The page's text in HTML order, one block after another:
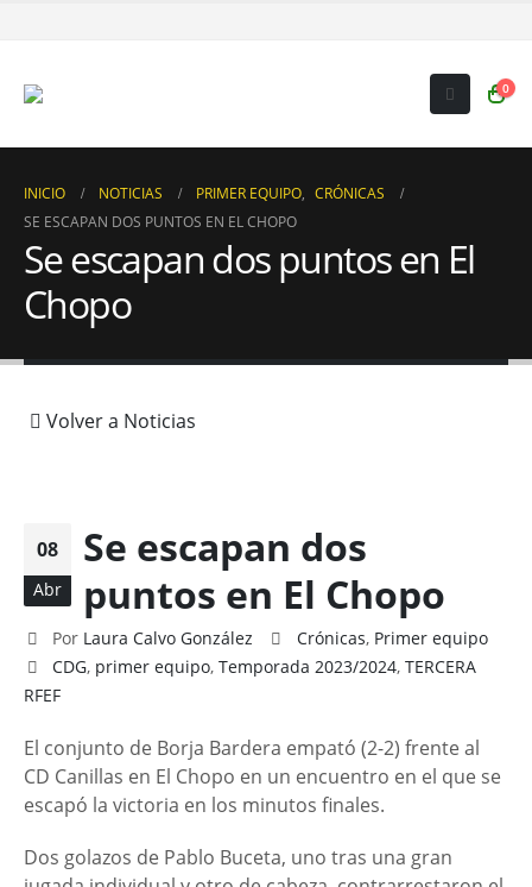
0
INICIO NOTICIAS PRIMER EQUIPO, CRÓNICAS
SE ESCAPAN DOS PUNTOS EN EL CHOPO
Se escapan dos puntos en El
Chopo
Volver a Noticias
08
Abr
Se escapan dos
puntos en El Chopo
Por Laura Calvo González Crónicas, Primer equipo
CDG, primer equipo,Temporada 2023/2024,TERCERA
RFEF
El conjunto de Borja Bardera empató (2-2) frente al
CD Canillas en El Chopo en un encuentro en el que se
escapó la victoria en los minutos finales.
Dos golazos de Pablo Buceta, uno tras una gran